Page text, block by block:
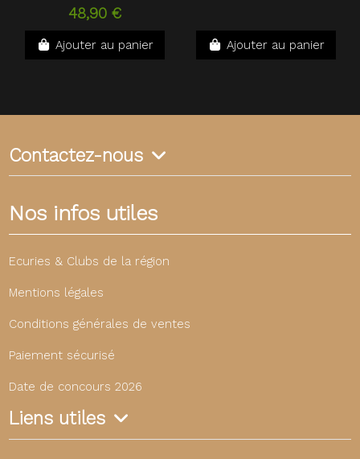
48,90 €
Ajouter au panier Ajouter au panier
Contactez-nous
Nos infos utiles
Ecuries & Clubs de la région
Mentions légales
Conditions générales de ventes
Paiement sécurisé
Date de concours 2026
Liens utiles